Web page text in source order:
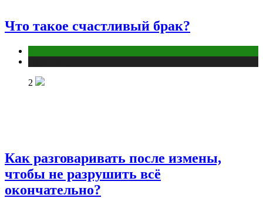
Что такое счастливый брак?
2
Как разговаривать после измены,
чтобы не разрушить всё
окончательно?